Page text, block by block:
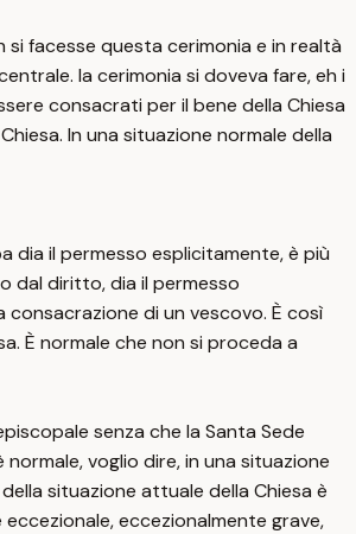
facesse questa cerimonia e in realtà
la cerimonia si doveva fare, eh i
consacrati per il bene della Chiesa
In una situazione normale della
dia il permesso esplicitamente, è più
dal diritto, dia il permesso
consacrazione di un vescovo. È così
È normale che non si proceda a
senza che la Santa Sede
voglio dire, in una situazione
situazione attuale della Chiesa è
eccezionalmente grave,